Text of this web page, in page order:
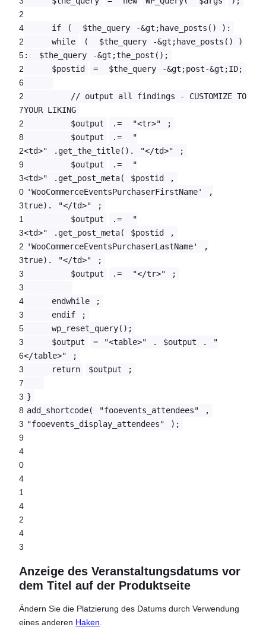
2
4
2
5
2
6
2
7
2
8
2
9
3
0
3
1
3
2
3
3
3
4
3
5
3
6
3
7
3
8
3
9
4
0
4
1
4
2
4
3
if ( $the_query
-&gt;have_posts() ):
while
( $the_query
-&gt;have_posts() )
:
$the_query
-&gt;the_post();
$postid
= $the_query -&gt;post-&gt;ID;
// output all findings - CUSTOMIZE TO
YOUR LIKING
$output
.= "<tr>"
;
$output
.=
"
<td>"
.get_the_title(). "</td>"
;
$output
.=
"
<td>"
.get_post_meta( $postid
,
'WooCommerceEventsPurchaserFirstName'
,
true).
"</td>"
;
$output
.=
"
<td>"
.get_post_meta( $postid
,
'WooCommerceEventsPurchaserLastName'
,
true).
"</td>"
;
$output
.= "</tr>" ;
endwhile
;
endif
;
wp_reset_query();
$output
= "<table>" . $output .
"
</table>"
;
return
$output ;
}
add_shortcode(
"fooevents_attendees"
,
"fooevents_display_attendees"
);
Anzeige des Veranstaltungsdatums vor
dem Titel auf der Produktseite
Ändern Sie die Platzierung des Datums durch Verwendung
eines anderen Haken.